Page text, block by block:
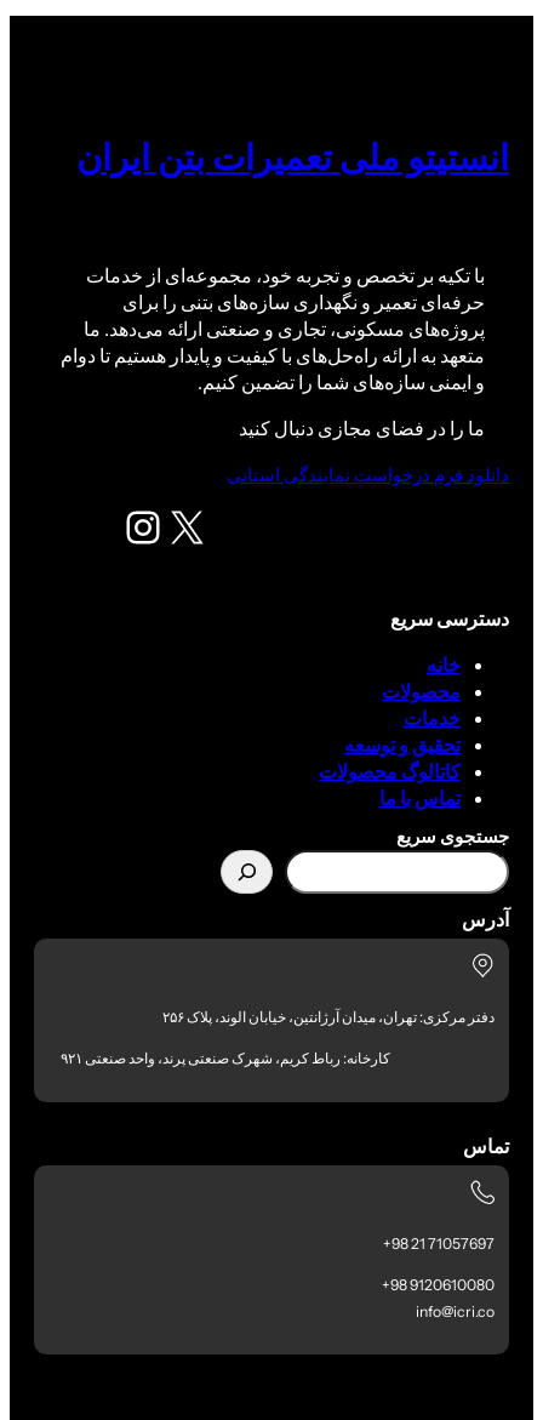
انستیتو ملی تعمیرات بتن ایران
با تکیه بر تخصص و تجربه خود، مجموعه‌ای از خدمات
حرفه‌ای تعمیر و نگهداری سازه‌های بتنی را برای
پروژه‌های مسکونی، تجاری و صنعتی ارائه می‌دهد. ما
متعهد به ارائه راه‌حل‌های با کیفیت و پایدار هستیم تا دوام
و ایمنی سازه‌های شما را تضمین کنیم.
ما را در فضای مجازی دنبال کنید
X اینستاگرم
دانلود فرم درخواست نمایندگی استانی
دسترسی سریع
خانه
محصولات
خدمات
تحقیق و توسعه
کاتالوگ محصولات
تماس با ما
جستجوی سریع
آدرس
دفتر مرکزی: تهران، میدان آرژانتین، خیابان الوند، پلاک ۲۵۶
کارخانه: رباط کریم، شهرک صنعتی پرند، واحد صنعتی ۹۲۱
تماس
71057697 21 98+
9120610080 98+
info@icri.co